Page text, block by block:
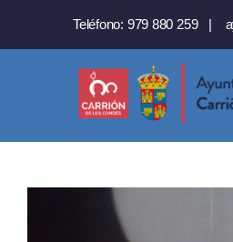
Teléfono: 979 880 259 |